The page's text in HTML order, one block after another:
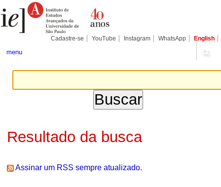
para
conteúdo.
Pessoais
Cadastre-se YouTube Instagram WhatsApp English
menu
Resultado da busca
Assinar um RSS sempre atualizado.